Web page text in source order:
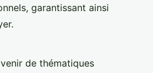
garantissant ainsi
de thématiques